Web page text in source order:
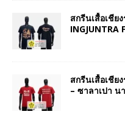
สกรีนเสื้อเชีย
INGJUNTRA
สกรีนเสื้อเชีย
– ซาลาเปา น